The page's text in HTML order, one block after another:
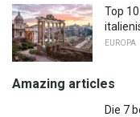
Top
EUROPA
Amazing articles
Die 7